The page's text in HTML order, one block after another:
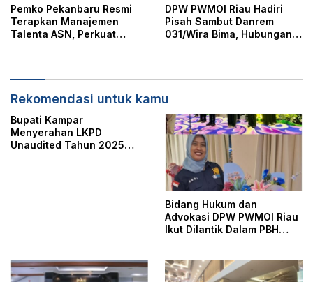
Pemko Pekanbaru Resmi
Terapkan Manajemen
Talenta ASN, Perkuat
DPW PWMOI Riau Hadiri
Pisah Sambut Danrem
031/Wira Bima, Hubungan
Rekomendasi untuk kamu
Bupati Kampar
Menyerahan LKPD
Unaudited Tahun 2025
Bidang Hukum dan
Advokasi DPW PWMOI Riau
Ikut Dilantik Dalam PBH